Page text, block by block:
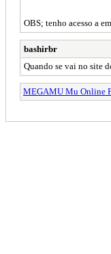
OBS; tenho acesso a
bashirbr
Quando se vai no site
MEGAMU Mu Online